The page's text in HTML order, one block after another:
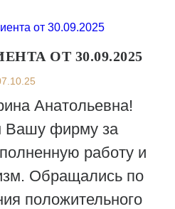
ОТ 30.09.2025
Анатольевна!
Вашу фирму за
работу и
Обращались по
положительного